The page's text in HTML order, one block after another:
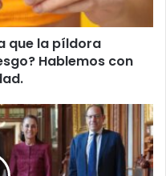
que la píldora
Hablemos con